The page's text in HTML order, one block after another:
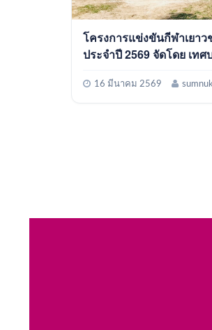
โครงการแข่งขันกีฬาเยา
ประจำปี 2569 จัดโดย เทศบาลตำบลศรีสำราญ อำเภอ
16 มีนาคม 2569